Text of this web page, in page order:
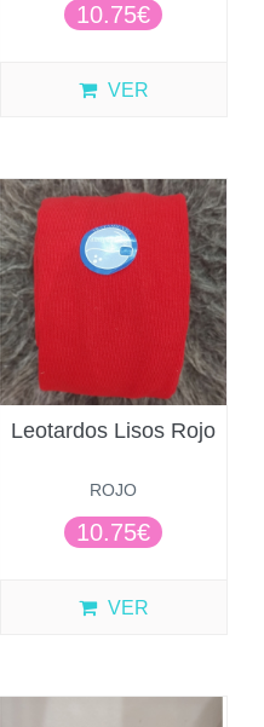
10.75€
VER
Leotardos Lisos Rojo
ROJO
10.75€
VER